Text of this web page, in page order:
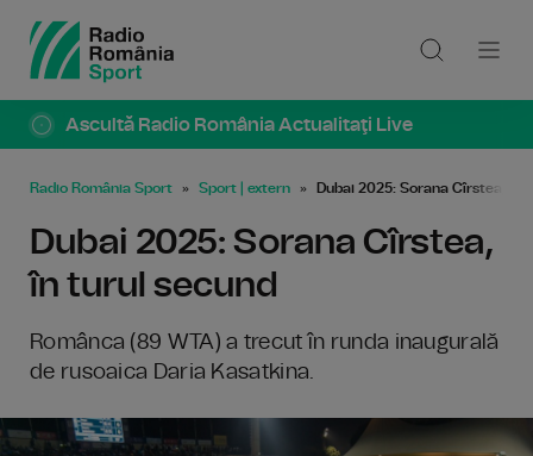
Ascultă Radio România Actualitaţi Live
Radio România Sport Sport | extern Dubai 2025: Sorana Cîrstea, în
Dubai 2025: Sorana Cîrstea,
în turul secund
Românca (89 WTA) a trecut în runda inaugurală
de rusoaica Daria Kasatkina.